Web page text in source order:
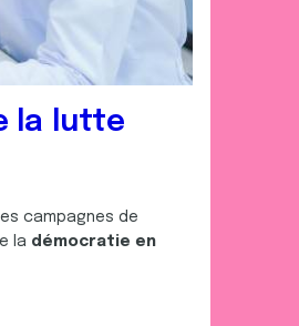
la lutte
campagnes de
la démocratie en